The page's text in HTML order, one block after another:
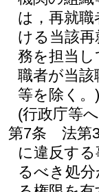
は，再就
ける当該
務を担当
職者が当
等を除く。)
(行政庁等
第7条
法第
に違反す
るべき処